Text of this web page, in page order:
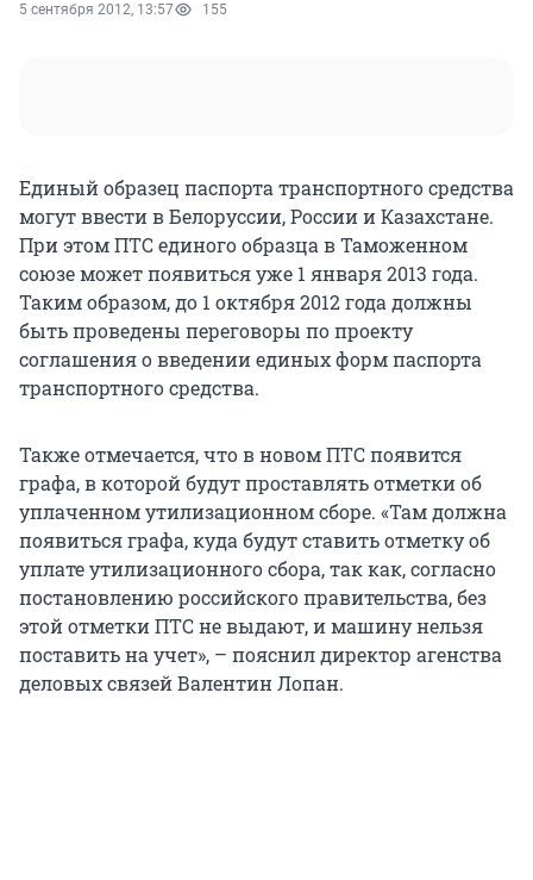
5 сентября 2012, 13:57 155
Единый образец паспорта транспортного средства
могут ввести в Белоруссии, России и Казахстане.
При этом ПТС единого образца в Таможенном
союзе может появиться уже 1 января 2013 года.
Таким образом, до 1 октября 2012 года должны
быть проведены переговоры по проекту
соглашения о введении единых форм паспорта
транспортного средства.
Также отмечается, что в новом ПТС появится
графа, в которой будут проставлять отметки об
уплаченном утилизационном сборе. «Там должна
появиться графа, куда будут ставить отметку об
уплате утилизационного сбора, так как, согласно
постановлению российского правительства, без
этой отметки ПТС не выдают, и машину нельзя
поставить на учет», – пояснил директор агенства
деловых связей Валентин Лопан.